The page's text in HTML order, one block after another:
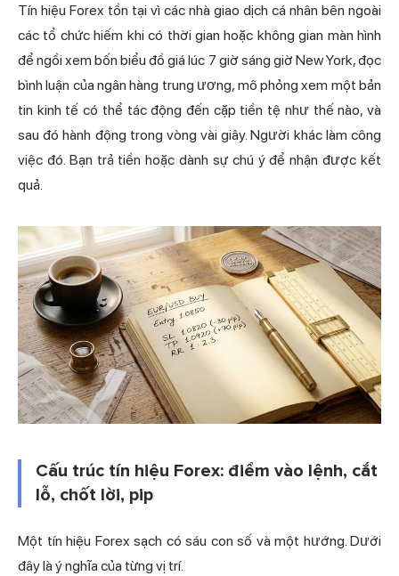
Tín hiệu Forex tồn tại vì các nhà giao dịch cá nhân bên ngoài
các tổ chức hiếm khi có thời gian hoặc không gian màn hình
để ngồi xem bốn biểu đồ giá lúc 7 giờ sáng giờ New York, đọc
bình luận của ngân hàng trung ương, mô phỏng xem một bản
tin kinh tế có thể tác động đến cặp tiền tệ như thế nào, và
sau đó hành động trong vòng vài giây. Người khác làm công
việc đó. Bạn trả tiền hoặc dành sự chú ý để nhận được kết
quả.
Cấu trúc tín hiệu Forex: điểm vào lệnh, cắt
lỗ, chốt lời, pip
Một tín hiệu Forex sạch có sáu con số và một hướng. Dưới
đây là ý nghĩa của từng vị trí.